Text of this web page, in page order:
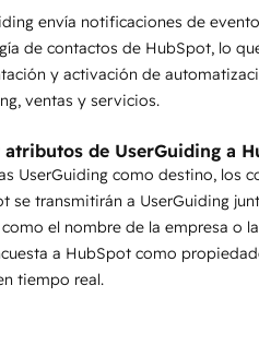
envía notificaciones de
de contactos de HubSpot, lo
y activación de
ventas y servicios.
atributos de UserGuiding a
UserGuiding como destino, los
se transmitirán a UserGuiding
el nombre de la empresa o
a HubSpot como
tiempo real.